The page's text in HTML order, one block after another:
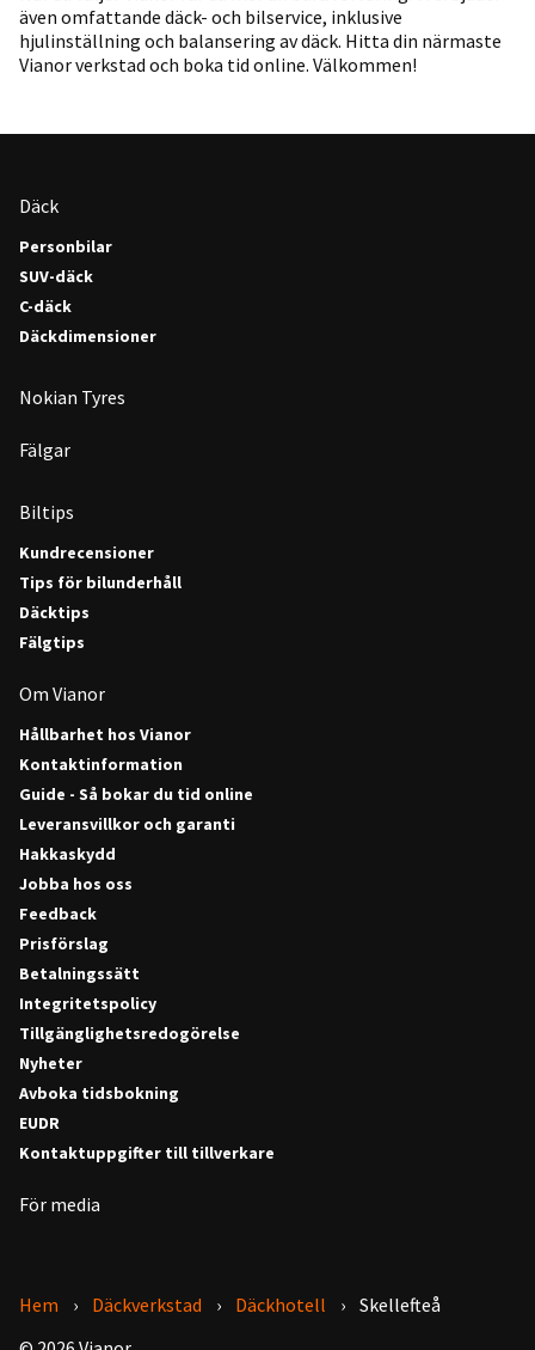
även omfattande däck- och bilservice, inklusive
hjulinställning och balansering av däck. Hitta din närmaste
Vianor verkstad och boka tid online. Välkommen!
Däck
Personbilar
SUV-däck
C-däck
Däckdimensioner
Nokian Tyres
Fälgar
Biltips
Kundrecensioner
Tips för bilunderhåll
Däcktips
Fälgtips
Om Vianor
Hållbarhet hos Vianor
Kontaktinformation
Guide - Så bokar du tid online
Leveransvillkor och garanti
Hakkaskydd
Jobba hos oss
Feedback
Prisförslag
Betalningssätt
Integritetspolicy
Tillgänglighetsredogörelse
Nyheter
Avboka tidsbokning
EUDR
Kontaktuppgifter till tillverkare
För media
Hem Däckverkstad Däckhotell
Skellefteå